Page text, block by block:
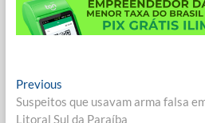
Navegação
de
PreviousPrevious
post:
Suspeitos que usavam arma falsa
Litoral Sul da Paraíba